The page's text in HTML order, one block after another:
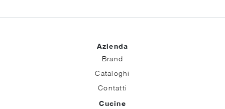
Azienda
Brand
Cataloghi
Contatti
Cucine